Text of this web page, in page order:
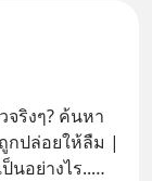
จริงๆ? ค้นหา
กปล่อยให้ลืม |
นอย่างไร..